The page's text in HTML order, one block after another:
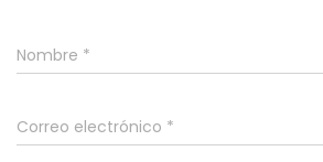
Nombre *
Correo electrónico *